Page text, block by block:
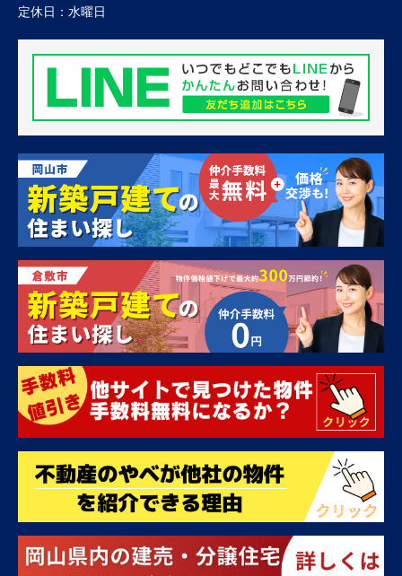
定休日： 水曜日